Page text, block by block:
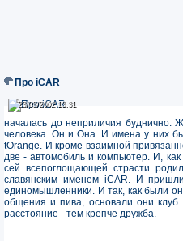
Про iCAR
23/03/2002 13:31
23/03/2002 13:31
началась до неприличия буднично.
человека. Он и Она. И имена у них
tOrange. И кроме взаимной
две - автомобиль и компьютер. И,
сей всепоглощающей страсти
славянским именем iCAR. И
единомышленники. И так, как были
общения и пива, основали они
расстояние - тем крепче дружба.